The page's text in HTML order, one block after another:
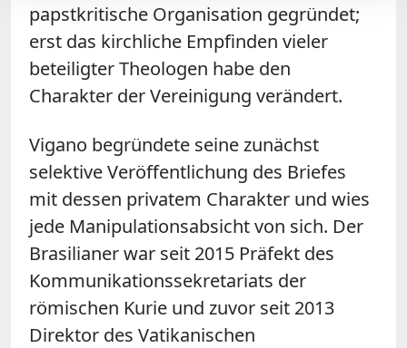
papstkritische Organisation gegründet;
erst das kirchliche Empfinden vieler
beteiligter Theologen habe den
Charakter der Vereinigung verändert.
Vigano begründete seine zunächst
selektive Veröffentlichung des Briefes
mit dessen privatem Charakter und wies
jede Manipulationsabsicht von sich. Der
Brasilianer war seit 2015 Präfekt des
Kommunikationssekretariats der
römischen Kurie und zuvor seit 2013
Direktor des Vatikanischen